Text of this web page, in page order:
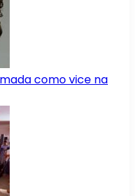
como vice na